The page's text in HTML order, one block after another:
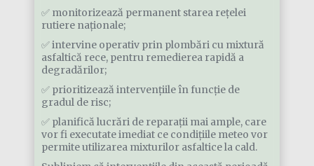
✅ monitorizează permanent starea rețelei
rutiere naționale;
✅ intervine operativ prin plombări cu mixtură
asfaltică rece, pentru remedierea rapidă a
degradărilor;
✅ prioritizează intervențiile în funcție de
gradul de risc;
✅ planifică lucrări de reparații mai ample, care
vor fi executate imediat ce condițiile meteo vor
permite utilizarea mixturilor asfaltice la cald.